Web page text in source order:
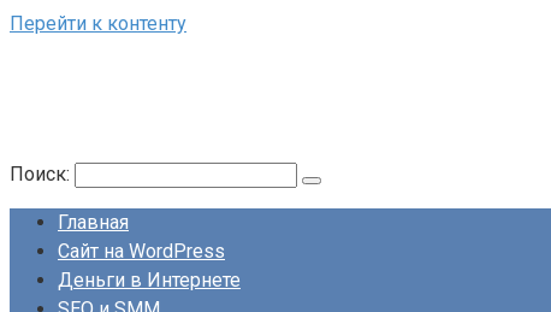
Перейти к контенту
Поиск:
Главная
Сайт на WordPress
Деньги в Интернете